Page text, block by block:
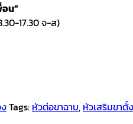
อน”
17.30 จ-ส)
Tags: หัวต่อขาฉาบ, หัวเสริมขาตั้